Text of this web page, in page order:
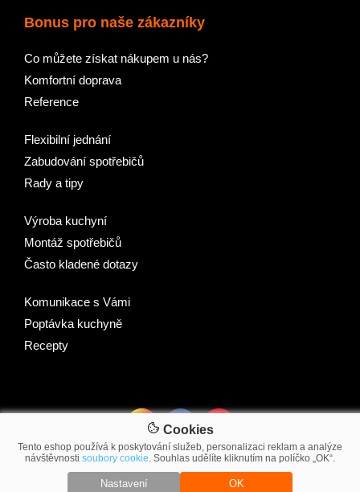
Cookies
Tento eshop používá k poskytování služeb, personalizaci reklam a analýze
návštěvnosti soubory cookie. Souhlas udělíte kliknutím na políčko „OK“.
Nastavení OK
Bonus pro naše zákazníky
Co můžete získat nákupem u nás?
Komfortní doprava
Reference
Flexibilní jednání
Zabudování spotřebičů
Rady a tipy
Výroba kuchyní
Montáž spotřebičů
Často kladené dotazy
Komunikace s Vámi
Poptávka kuchyně
Recepty
© 2007-2026 2Traders CZ s.r.o.